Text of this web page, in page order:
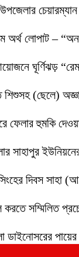
উপজেলার
অর্থ লোপাট –
ঘূর্ণিঝড়
(ছেলে)
ফেলার হুমকি
সাহাপুর
দিবস সাহা
সম্মিলিত